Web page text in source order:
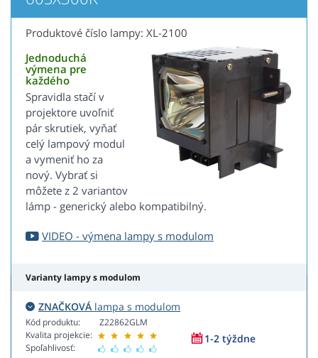
Produktové číslo lampy: XL-2100
Jednoduchá
výmena pre
každého
Spravidla stačí v
projektore uvoľniť
pár skrutiek, vyňať
celý lampový modul
a vymeniť ho za
nový. Vybrať si
môžete z 2 variantov
lámp - generický alebo kompatibilný.
VIDEO - výmena lampy s modulom
Varianty lampy s modulom
ZNAČKOVÁ lampa s modulom
Kód produktu:
Kvalita projekcie:
Spoľahlivosť:
Z22862GLM
1-2 týždne